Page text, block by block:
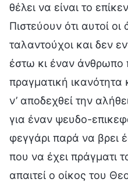
θέλει να είναι το
Πιστεύουν ότι αυτοί οι
ταλαντούχοι και δεν
έστω κι έναν άνθρωπο
πραγματική
ν’ αποδεχθεί την
για έναν ψευδο-
φεγγάρι παρά να βρει
που να έχει πράγματι
απαιτεί ο οίκος του